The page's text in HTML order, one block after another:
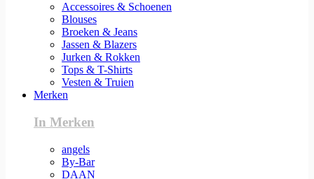
Accessoires & Schoenen
Blouses
Broeken & Jeans
Jassen & Blazers
Jurken & Rokken
Tops & T-Shirts
Vesten & Truien
Merken
In Merken
angels
By-Bar
DAAN